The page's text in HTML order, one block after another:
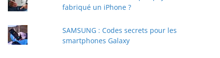
fabriqué un iPhone ?
SAMSUNG : Codes secrets pour les
smartphones Galaxy